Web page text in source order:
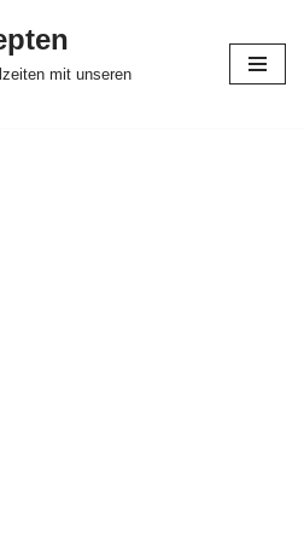
mit unseren